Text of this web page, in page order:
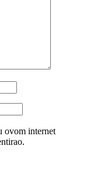
ovom internet